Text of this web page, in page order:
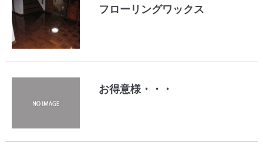
フローリングワックス
お得意様・・・